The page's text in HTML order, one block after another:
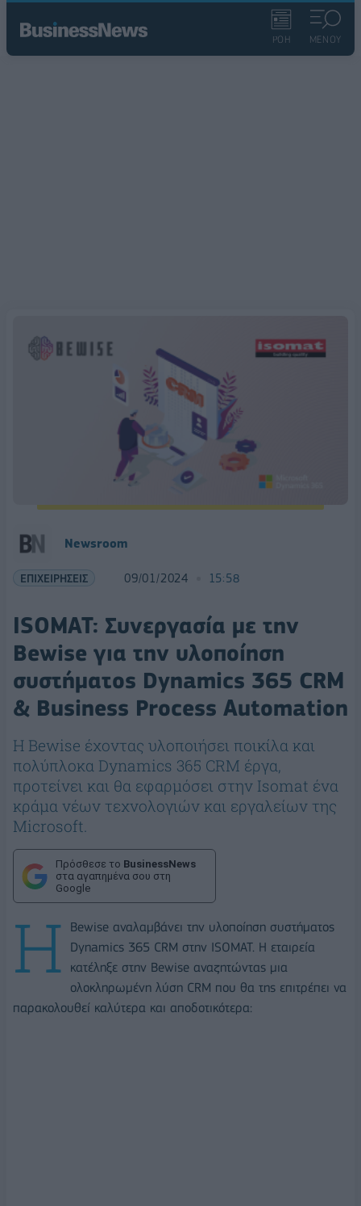
ΡΟΗ ΜΕΝΟΥ
Newsroom
ΕΠΙΧΕΙΡΗΣΕΙΣ 09/01/2024 15:58
ISOMAT: Συνεργασία με την
Bewise για την υλοποίηση
συστήματος Dynamics 365 CRM
& Business Process Automation
Η Βewise έχοντας υλοποιήσει ποικίλα και
πολύπλοκα Dynamics 365 CRM έργα,
προτείνει και θα εφαρμόσει στην Isomat ένα
κράμα νέων τεχνολογιών και εργαλείων της
Microsoft.
Πρόσθεσε το BusinessNews
στα αγαπημένα σου στη
Google
Η
Βewise αναλαμβάνει την υλοποίηση συστήματος
Dynamics 365 CRM στην ISOMAT. Η εταιρεία
κατέληξε στην Bewise αναζητώντας μια
ολοκληρωμένη λύση CRM που θα της επιτρέπει να
παρακολουθεί καλύτερα και αποδοτικότερα: